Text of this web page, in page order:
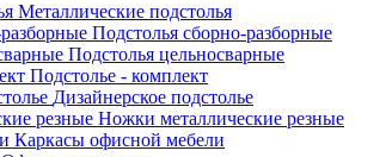
Металлические подстолья
Подстолья сборно-разборные
Подстолья цельносварные
Подстолье - комплект
Дизайнерское подстолье
Ножки металлические резные
Каркасы офисной мебели